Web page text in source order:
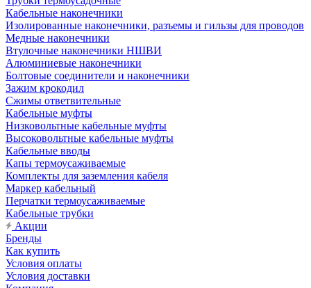
Кабельные наконечники
Изолированные наконечники, разъемы и гильзы для проводов
Медные наконечники
Втулочные наконечники НШВИ
Алюминиевые наконечники
Болтовые соединители и наконечники
Зажим крокодил
Сжимы ответвительные
Кабельные муфты
Низковольтные кабельные муфты
Высоковольтные кабельные муфты
Кабельные вводы
Капы термоусаживаемые
Комплекты для заземления кабеля
Маркер кабельный
Перчатки термоусаживаемые
Кабельные трубки
Акции
Бренды
Как купить
Условия оплаты
Условия доставки